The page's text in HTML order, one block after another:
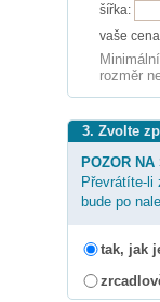
šířka:
vaše
rozměr
3. Zvolte
POZOR
Převrátíte-li
bude po
tak, jak